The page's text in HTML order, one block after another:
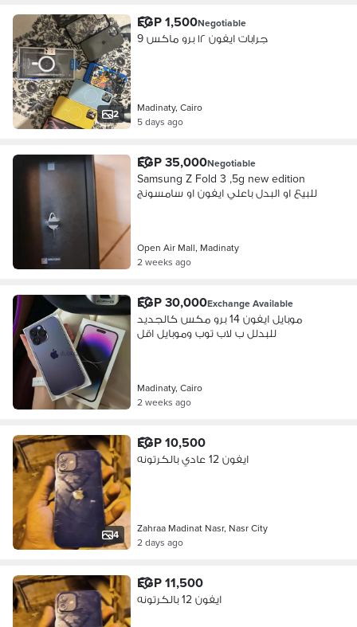
2
EGP 1,500Negotiable
9 جرابات ايفون ١٢ برو ماكس
Madinaty, Cairo
5 days ago
EGP 35,000Negotiable
Samsung Z Fold 3 ,5g new edition
للبيع او البدل باعلي ايفون او سامسونج
Open Air Mall, Madinaty
2 weeks ago
EGP 30,000Exchange Available
موبايل ايفون 14 برو مكس كالجديد
للبدلل ب لاب توب وموبايل اقل
Madinaty, Cairo
2 weeks ago
4
EGP 10,500
ايفون 12 عادي بالكرتونه
Zahraa Madinat Nasr, Nasr City
2 days ago
EGP 11,500
ايفون 12 بالكرتونه